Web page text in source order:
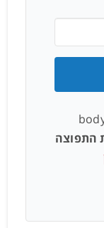
התפוצה